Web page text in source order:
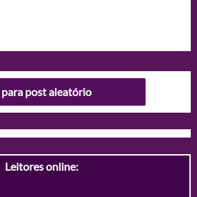
post aleatório
Leitores online: